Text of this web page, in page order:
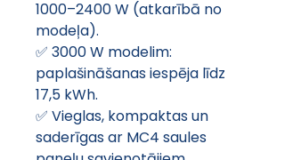
1000–2400 W (atkarībā no
modeļa).
✅ 3000 W modelim:
paplašināšanas iespēja līdz
17,5 kWh.
✅ Vieglas, kompaktas un
saderīgas ar MC4 saules